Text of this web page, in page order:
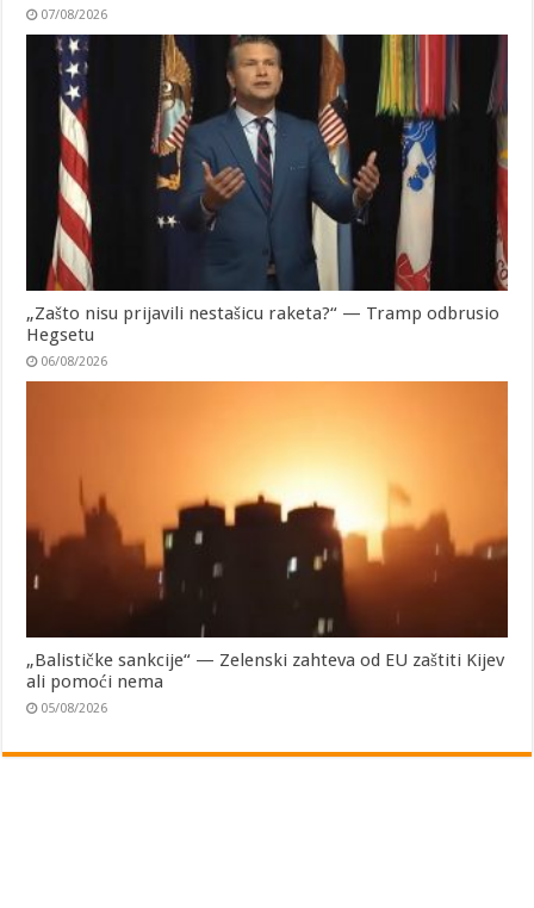
07/08/2026
„Zašto nisu prijavili nestašicu raketa?“ — Tramp odbrusio
Hegsetu
06/08/2026
„Balističke sankcije“ — Zelenski zahteva od EU zaštiti Kijev
ali pomoći nema
05/08/2026